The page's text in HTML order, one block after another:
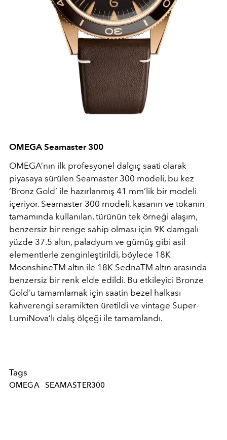
OMEGA Seamaster 300
OMEGA’nın ilk profesyonel dalgıç saati olarak
piyasaya sürülen Seamaster 300 modeli, bu kez
‘Bronz Gold’ ile hazırlanmış 41 mm’lik bir modeli
içeriyor. Seamaster 300 modeli, kasanın ve tokanın
tamamında kullanılan, türünün tek örneği alaşım,
benzersiz bir renge sahip olması için 9K damgalı
yüzde 37.5 altın, paladyum ve gümüş gibi asil
elementlerle zenginleştirildi, böylece 18K
MoonshineTM altın ile 18K SednaTM altın arasında
benzersiz bir renk elde edildi. Bu etkileyici Bronze
Gold’u tamamlamak için saatin bezel halkası
kahverengi seramikten üretildi ve vintage Super-
LumiNova’lı dalış ölçeği ile tamamlandı.
Tags
OMEGA SEAMASTER300